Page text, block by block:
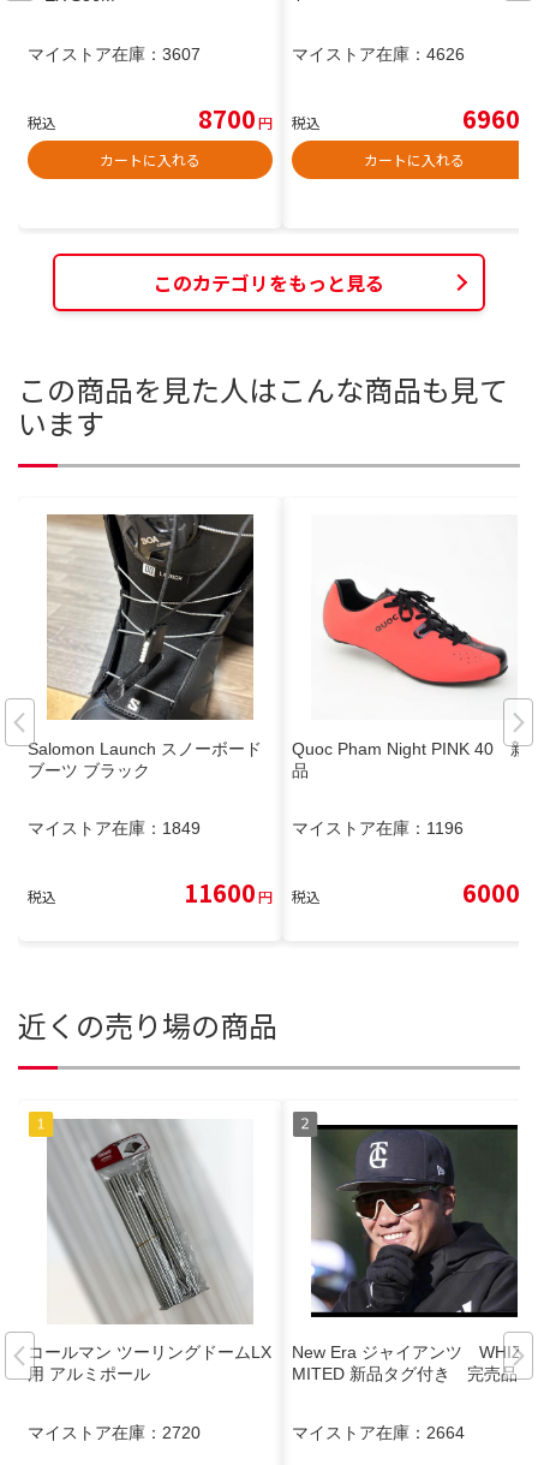
マイストア在庫： 3607
税込 8700円
カートに入れる
マイストア在庫： 4626
税込 6960
カートに入れる
このカテゴリをもっと見る
この商品を見た人はこんな商品も見て
います
Salomon Launch スノーボード
ブーツ ブラック
マイストア在庫： 1849
税込 11600円
Quoc Pham Night PINK 40 新
品
マイストア在庫： 1196
税込 6000
近くの売り場の商品
コールマン ツーリングドームLX
用 アルミポール
マイストア在庫： 2720
New Era ジャイアンツ WHIZLI
MITED 新品タグ付き 完売品
マイストア在庫： 2664